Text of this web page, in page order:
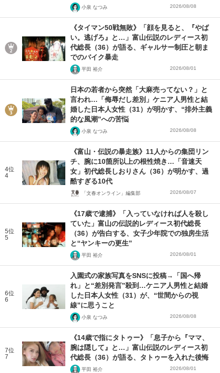
小泉 なつみ 2026/08/08
《タイマン50戦無敗》「顔を見ると、『やば
い。逃げろ』と…」富山伝説のレディース初
代総長（36）が語る、ギャルサー制圧と朝ま
でのバイク暴走
平田 裕介 2026/08/01
日本の若者から突然「大麻売ってない？」と
言われ…「侮辱だし差別」ケニア人男性と結
婚した日本人女性（31）が明かす、“排外主義
的な風潮”への苦悩
小泉 なつみ 2026/08/08
4位
4
《富山・伝説の暴走族》11人からの集団リン
チ、腕に10箇所以上の根性焼き…「音速天
女」初代総長しおりさん（36）が明かす、過
酷すぎる10代
「文春オンライン」編集部 2026/08/07
5位
5
《17歳で逮捕》「入っていなければ人を殺し
ていた」富山の伝説的レディース初代総長
（36）が告白する、女子少年院での独房生活
と“ヤンキーの更生”
平田 裕介 2026/08/01
6位
6
入園式の家族写真をSNSに投稿→「国へ帰
れ」と“差別発言”殺到…ケニア人男性と結婚
した日本人女性（31）が、“世間からの視
線”に思うこと
小泉 なつみ 2026/08/08
7位
7
《14歳で指にタトゥー》「息子から『ママ、
腕は隠して』と…」富山伝説のレディース初
代総長（36）が語る、タトゥーを入れた後悔
平田 裕介 2026/08/01